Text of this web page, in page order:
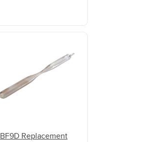
BF9D Replacement